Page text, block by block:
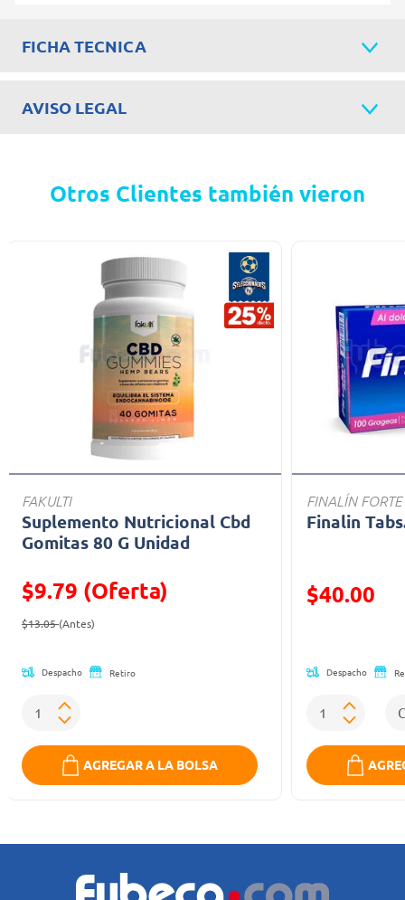
FICHA TECNICA
AVISO LEGAL
Otros Clientes también vieron
FAKULTI
Suplemento Nutricional Cbd
Gomitas 80 G Unidad
$9.79 (Oferta)
Precio reducido de
$13.05(Antes)
Despacho Retiro
AGREGAR A LA BOLSA
FINALÍN FORTE
Finalin
Precio
$40.00
Despacho